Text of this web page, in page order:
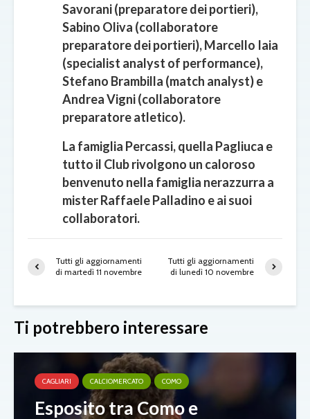
Savorani (preparatore dei portieri),
Sabino Oliva (collaboratore
preparatore dei portieri), Marcello Iaia
(specialist analyst of performance),
Stefano Brambilla (match analyst) e
Andrea Vigni (collaboratore
preparatore atletico).
La famiglia Percassi, quella Pagliuca e
tutto il Club rivolgono un caloroso
benvenuto nella famiglia nerazzurra a
mister Raffaele Palladino e ai suoi
collaboratori.
Tutti gli aggiornamenti
di martedì 11 novembre
Tutti gli aggiornamenti
di lunedì 10 novembre
Ti potrebbero interessare
CAGLIARI CALCIOMERCATO COMO
Esposito tra Como e